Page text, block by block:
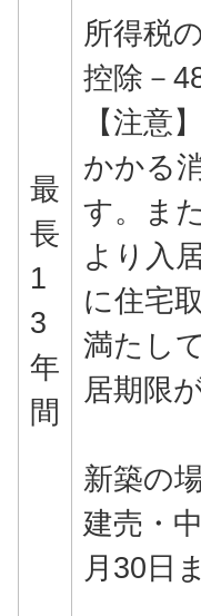
最
長
1
3
年
間
所得税
控除－
【注意
かかる
す。ま
より入
に住宅
満たし
居期限
新築の
建売・
月30日